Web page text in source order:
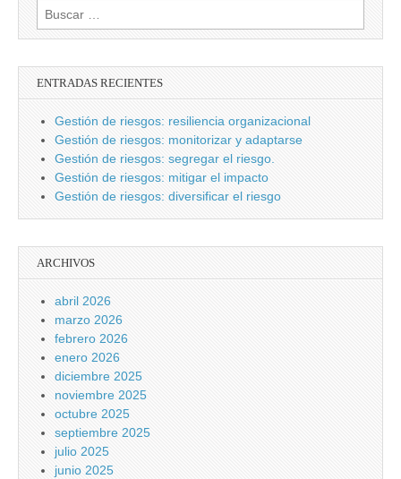
Buscar:
ENTRADAS RECIENTES
Gestión de riesgos: resiliencia organizacional
Gestión de riesgos: monitorizar y adaptarse
Gestión de riesgos: segregar el riesgo.
Gestión de riesgos: mitigar el impacto
Gestión de riesgos: diversificar el riesgo
ARCHIVOS
abril 2026
marzo 2026
febrero 2026
enero 2026
diciembre 2025
noviembre 2025
octubre 2025
septiembre 2025
julio 2025
junio 2025